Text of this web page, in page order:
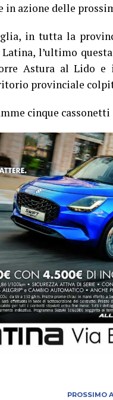
in azione delle
in tutta la
l’ultimo
Astura al Lido e
provinciale
cinque
PROSSIMO